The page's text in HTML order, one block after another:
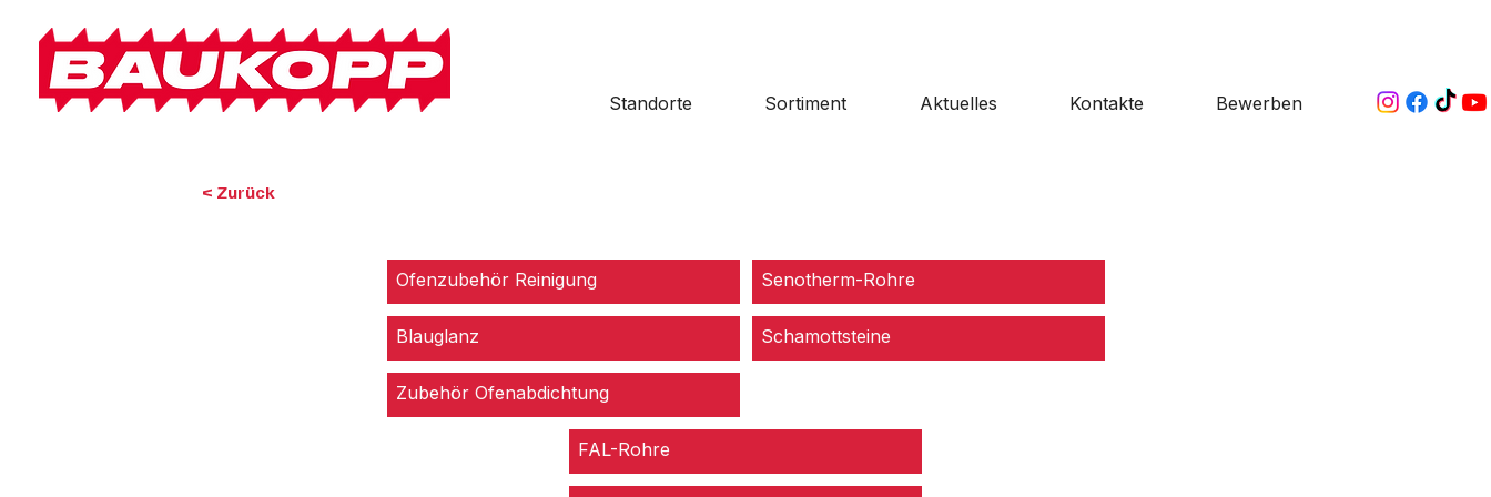
Standorte Sortiment Aktuelles Kontakte Bewerben
< Zurück
Ofenzubehör Reinigung
Blauglanz
Zubehör Ofenabdichtung
Senotherm-Rohre
Schamottsteine
FAL-Rohre